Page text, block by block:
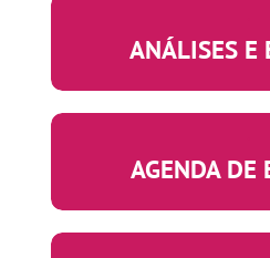
ANÁLISES E
AGENDA DE